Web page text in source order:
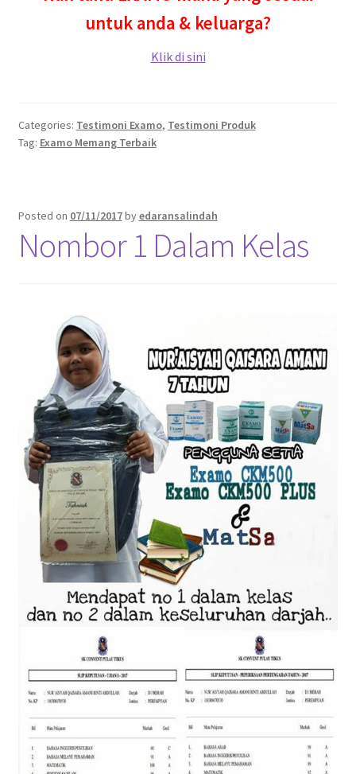
untuk anda & keluarga?
Klik di sini
Categories: Testimoni Examo, Testimoni Produk
Tag: Examo Memang Terbaik
Posted on 07/11/2017byedaransalindah
Nombor 1 Dalam Kelas